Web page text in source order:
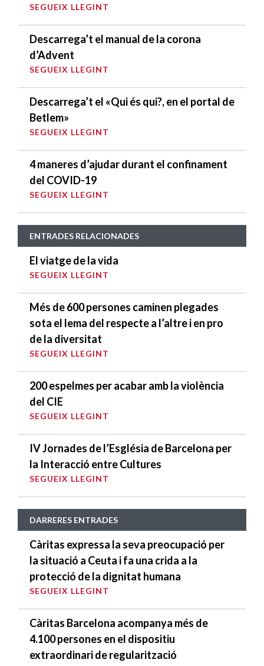
SEGUEIX LLEGINT
Descarrega’t el manual de la corona
d’Advent
SEGUEIX LLEGINT
Descarrega’t el «Qui és qui?, en el portal de
Betlem»
SEGUEIX LLEGINT
4 maneres d’ajudar durant el confinament
del COVID-19
SEGUEIX LLEGINT
ENTRADES RELACIONADES
El viatge de la vida
SEGUEIX LLEGINT
Més de 600 persones caminen plegades
sota el lema del respecte a l’altre i en pro
de la diversitat
SEGUEIX LLEGINT
200 espelmes per acabar amb la violència
del CIE
SEGUEIX LLEGINT
IV Jornades de l’Església de Barcelona per
la Interacció entre Cultures
SEGUEIX LLEGINT
DARRERES ENTRADES
Càritas expressa la seva preocupació per
la situació a Ceuta i fa una crida a la
protecció de la dignitat humana
SEGUEIX LLEGINT
Càritas Barcelona acompanya més de
4.100 persones en el dispositiu
extraordinari de regularització